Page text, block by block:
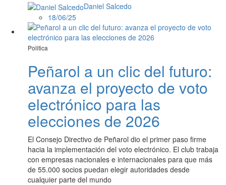
Daniel Salcedo
18/06/25
Politica
Peñarol a un clic del futuro:
avanza el proyecto de voto
electrónico para las
elecciones de 2026
El Consejo Directivo de Peñarol dio el primer paso firme
hacia la implementación del voto electrónico. El club trabaja
con empresas nacionales e internacionales para que más
de 55.000 socios puedan elegir autoridades desde
cualquier parte del mundo